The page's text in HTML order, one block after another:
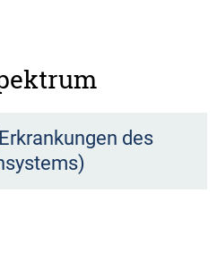
des